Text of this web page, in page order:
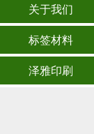
关于我们
标签材料
泽雅印刷